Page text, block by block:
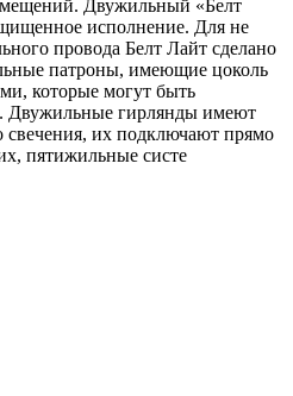
Двужильный «Белт
исполнение. Для не
провода Белт Лайт сделано
патроны, имеющие цоколь
которые могут быть
Двужильные гирлянды имеют
свечения, их подключают прямо
пятижильные систе